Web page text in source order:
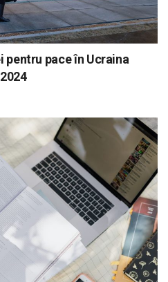
pentru pace în Ucraina